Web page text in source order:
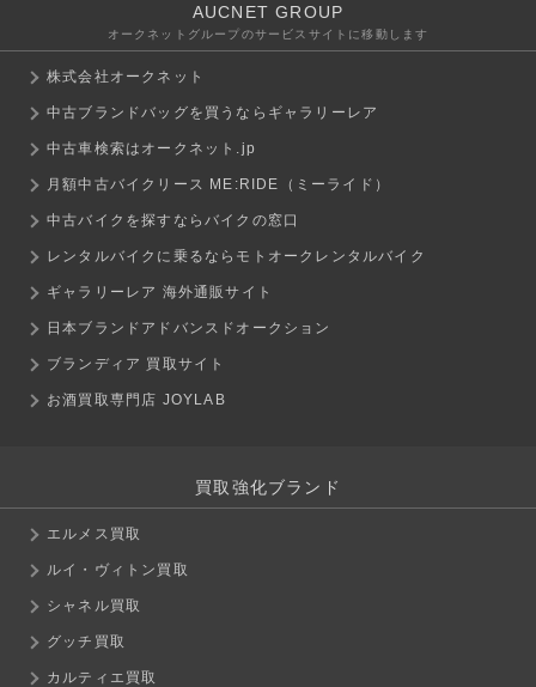
AUCNET GROUP
オークネットグループのサービスサイトに移動します
株式会社オークネット
中古ブランドバッグを買うならギャラリーレア
中古車検索はオークネット.jp
月額中古バイクリース ME:RIDE（ミーライド）
中古バイクを探すならバイクの窓口
レンタルバイクに乗るならモトオークレンタルバイク
ギャラリーレア 海外通販サイト
日本ブランドアドバンスドオークション
ブランディア 買取サイト
お酒買取専門店 JOYLAB
買取強化ブランド
エルメス買取
ルイ・ヴィトン買取
シャネル買取
グッチ買取
カルティエ買取